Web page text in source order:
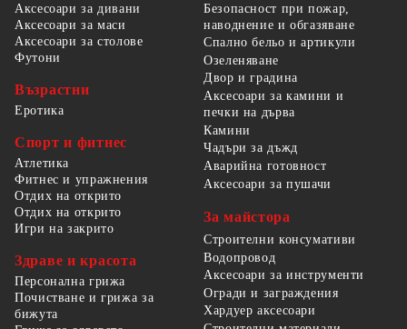
Аксесоари за дивани
Аксесоари за маси
Аксесоари за столове
Футони
Възрастни
Еротика
Спорт и фитнес
Атлетика
Фитнес и упражнения
Отдих на открито
Отдих на открито
Игри на закрито
Здраве и красота
Персонална грижа
Почистване и грижа за
бижута
Безопасност при пожар,
наводнение и обгазяване
Спално бельо и артикули
Озеленяване
Двор и градина
Аксесоари за камини и
печки на дърва
Камини
Чадъри за дъжд
Аварийна готовност
Аксесоари за пушачи
За майстора
Строителни консумативи
Водопровод
Аксесоари за инструменти
Огради и заграждения
Хардуер аксесоари